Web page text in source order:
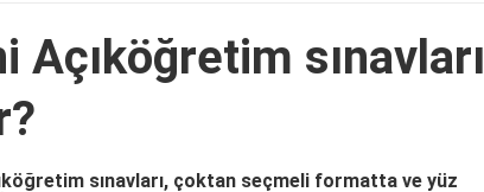
Açıköğretim sınavları
sınavları, çoktan seçmeli formatta ve yüz